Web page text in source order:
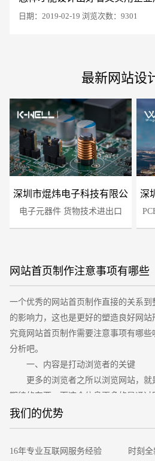
日期：2019-02-19 浏览次数：9301
最新网站设
深圳市焜炜电子科技有限公
司
电子元器件 货物技术进出口
深
网站首页制作注意事项有哪些
一个优秀的网站首页制作直接的关系
的影响力，这也是更好的塑造良好网站
究竟网站首页制作需要注意事项有哪
分析吧。
一、内容是打动浏览者的关键
更多的浏览者之所以浏览网站，就
期待的东西，而这个信息更多的是通过
来的，尤其是网站首页制作内容很是关
度。
我们的优势
16年专业互联网服务经验
时刻
您的预算 1万-